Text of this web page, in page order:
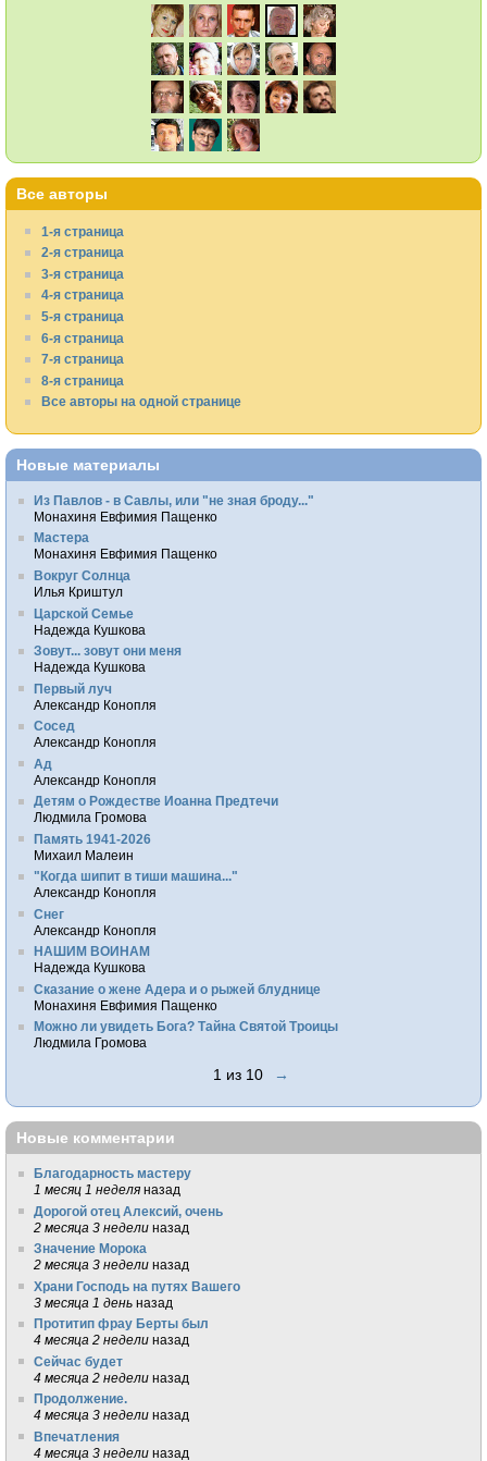
Все авторы
1-я страница
2-я страница
3-я страница
4-я страница
5-я страница
6-я страница
7-я страница
8-я страница
Все авторы на одной странице
Новые материалы
Из Павлов - в Савлы, или "не зная броду..."
Монахиня Евфимия Пащенко
Мастера
Монахиня Евфимия Пащенко
Вокруг Солнца
Илья Криштул
Царской Семье
Надежда Кушкова
Зовут... зовут они меня
Надежда Кушкова
Первый луч
Александр Конопля
Сосед
Александр Конопля
Ад
Александр Конопля
Детям о Рождестве Иоанна Предтечи
Людмила Громова
Память 1941-2026
Михаил Малеин
"Когда шипит в тиши машина..."
Александр Конопля
Снег
Александр Конопля
НАШИМ ВОИНАМ
Надежда Кушкова
Сказание о жене Адера и о рыжей блуднице
Монахиня Евфимия Пащенко
Можно ли увидеть Бога? Тайна Святой Троицы
Людмила Громова
1 из 10 →
Новые комментарии
Благодарность мастеру
1 месяц 1 неделя назад
Дорогой отец Алексий, очень
2 месяца 3 недели назад
Значение Морока
2 месяца 3 недели назад
Храни Господь на путях Вашего
3 месяца 1 день назад
Протитип фрау Берты был
4 месяца 2 недели назад
Сейчас будет
4 месяца 2 недели назад
Продолжение.
4 месяца 3 недели назад
Впечатления
4 месяца 3 недели назад